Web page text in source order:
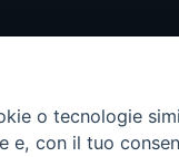
o tecnologie
e, con il tuo